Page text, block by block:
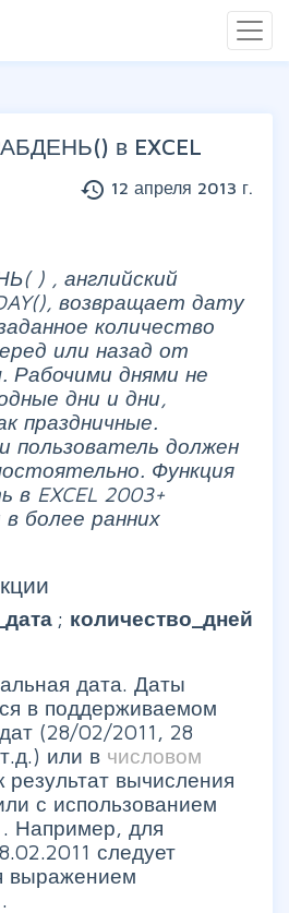
в EXCEL
history 12 апреля 2013 г.
) , английский
возвращает дату
количество
или назад от
Рабочими днями не
дни и дни,
праздничные.
пользователь должен
Функция
EXCEL 2003+
более ранних
; количество_дней
дата. Даты
в поддерживаемом
(28/02/2011, 28
или в числовом
результат вычисления
с использованием
Например, для
следует
выражением